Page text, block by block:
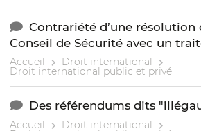
Contrariété d’une résolution
Conseil de Sécurité avec un
Accueil Droit international
Droit international public et privé
Des référendums dits
Accueil Droit international